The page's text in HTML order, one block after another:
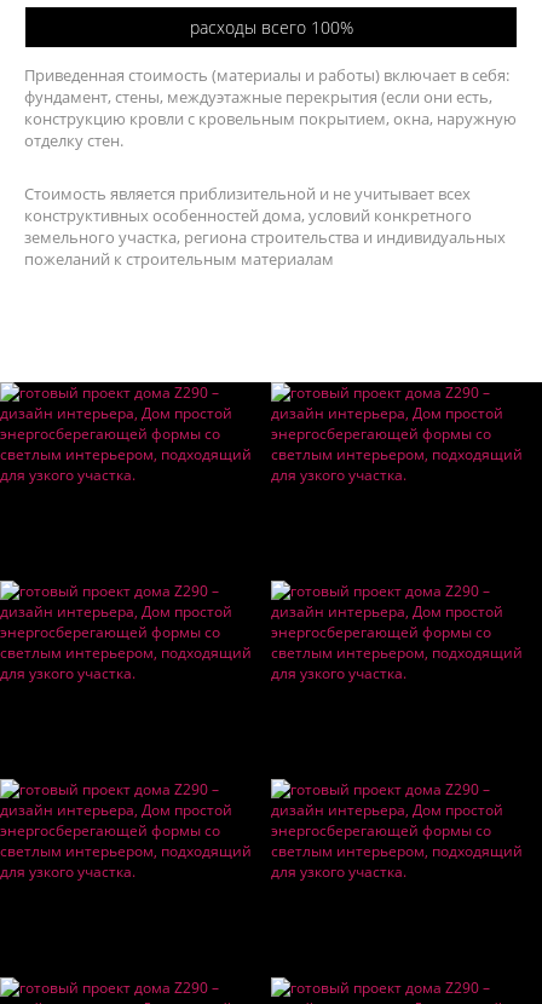
расходы всего 100%
Приведенная стоимость (материалы и работы) включает в себя:
фундамент, стены, междуэтажные перекрытия (если они есть,
конструкцию кровли с кровельным покрытием, окна, наружную
отделку стен.
Стоимость является приблизительной и не учитывает всех
конструктивных особенностей дома, условий конкретного
земельного участка, региона строительства и индивидуальных
пожеланий к строительным материалам